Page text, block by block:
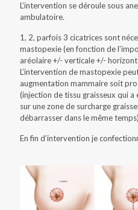
L’intervention se déroule sous
ambulatoire.
1, 2, parfois 3 cicatrices sont
mastopexie (en fonction de
aréolaire +/- verticale +/-
L’intervention de mastopexie
augmentation mammaire soit
(injection de tissu graisseux qui
sur une zone de surcharge
débarrasser dans le même
En fin d’intervention je